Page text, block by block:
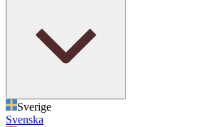
Sverige
Svenska